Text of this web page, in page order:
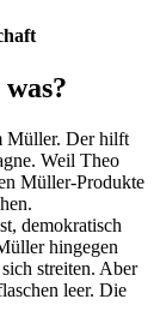
Müller. Der hilft
Weil Theo
Müller-Produkte
demokratisch
hingegen
streiten. Aber
leer. Die